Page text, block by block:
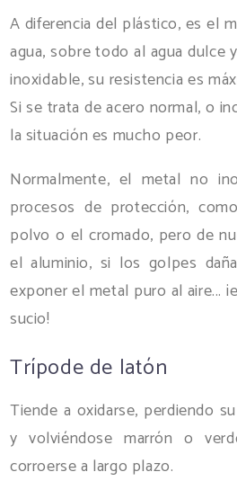
A diferencia del plástico, es el
agua, sobre todo al agua dulce
inoxidable, su resistencia es
Si se trata de acero normal, o
la situación es mucho peor.
Normalmente, el metal no
procesos de protección,
polvo o el cromado, pero de
el aluminio, si los golpes
exponer el metal puro al aire...
sucio!
Trípode de latón
Tiende a oxidarse, perdiendo
y volviéndose marrón o
corroerse a largo plazo.